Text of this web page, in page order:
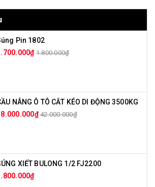
Pin 1802
1.800.000₫
NÂNG Ô TÔ CẮT KÉO DI ĐỘNG 3500KG
42.000.000₫
XIẾT BULONG 1/2 FJ2200